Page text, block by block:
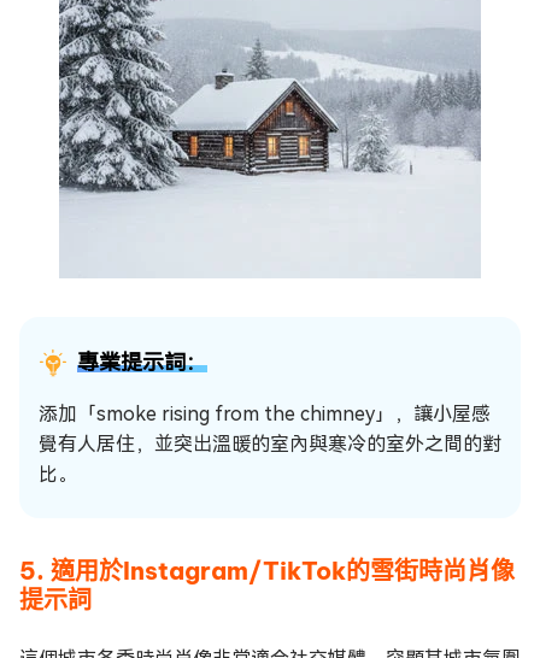
專業提示詞：
添加「smoke rising from the chimney」，讓小屋感
覺有人居住，並突出溫暖的室內與寒冷的室外之間的對
比。
5. 適用於Instagram/TikTok的雪街時尚肖像
提示詞